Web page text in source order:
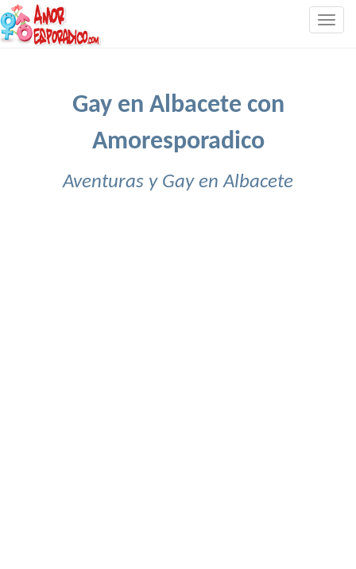
Gay en Albacete con
Amoresporadico
Aventuras y Gay en Albacete